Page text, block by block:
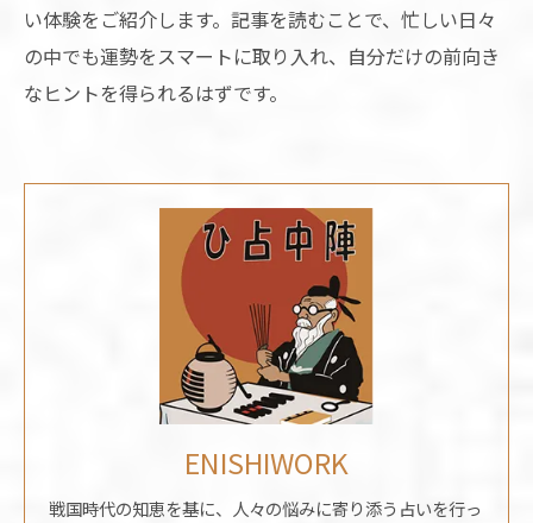
い体験をご紹介します。記事を読むことで、忙しい日々
の中でも運勢をスマートに取り入れ、自分だけの前向き
なヒントを得られるはずです。
ENISHIWORK
戦国時代の知恵を基に、人々の悩みに寄り添う占いを行っ